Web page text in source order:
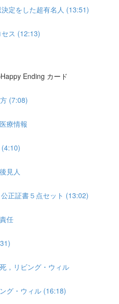
定をした超有名人 (13:51)
ス (12:13)
Ending カード
(7:08)
療情報
見人
正証書５点セット (13:02)
任
，リビング・ウィル
グ・ウィル (16:18)